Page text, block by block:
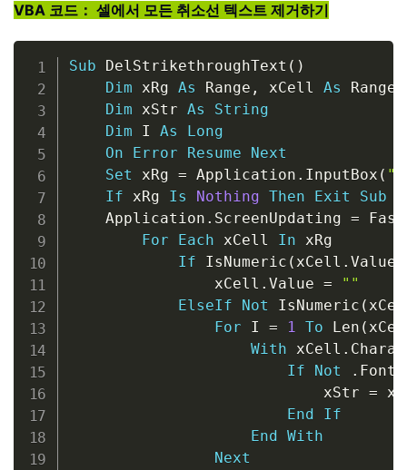
VBA 코드： 셀에서 모든 취소선 텍스트 제거하기
Sub DelStrikethroughText ( )
Dim xRg As Range , xCell As Range
Dim xStr As
String
Dim I As
Long
On
Error Resume
Next
Set xRg = Application . InputBox (
If xRg Is Nothing Then Exit
Sub
    Application
. ScreenUpdating = Fase
For
Each xCell In xRg
If IsNumeric ( xCell . Value
                xCell
. Value =
""
ElseIf
Not IsNumeric (
For I = 1 To Len (
With xCell .
If
Not . Font
                            xStr
=
End
If
End
With
Next